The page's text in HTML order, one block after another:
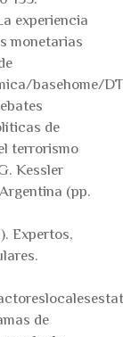
experiencia
monetarias
basehome/
de
terrorismo
Kessler
(pp.
Expertos,
de